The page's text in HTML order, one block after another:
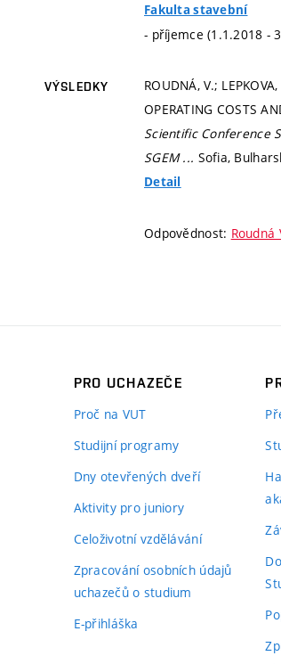
Fakulta stavební
- příjemce (1.1.2018 -
VÝSLEDKY
ROUDNÁ, V.;
OPERATING COSTS
Scientific Conference
SGEM ... Sofia,
Detail
Odpovědnost: Roudná
PRO UCHAZEČE
Proč na VUT
Studijní programy
Dny otevřených dveří
Aktivity pro juniory
Celoživotní vzdělávání
Zpracování osobních údajů
uchazečů o studium
E-přihláška